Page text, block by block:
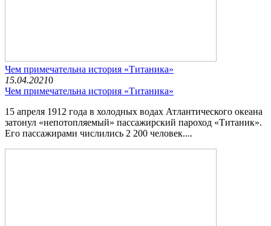
Чем примечательна история «Титаника»
15.04.20210
Чем примечательна история «Титаника»
15 апреля 1912 года в холодных водах Атлантического океана
затонул «непотопляемый» пассажирский пароход «Титаник».
Его пассажирами числились 2 200 человек....